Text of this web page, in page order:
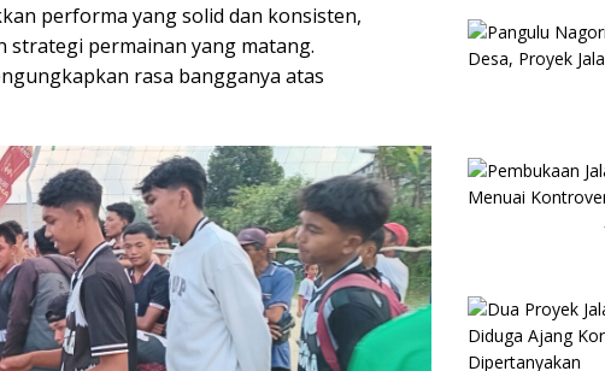
performa yang solid dan konsisten,
strategi permainan yang matang.
rasa bangganya atas